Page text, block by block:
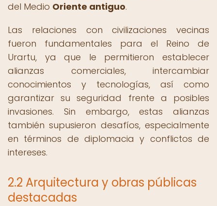
del Medio Oriente antiguo.
Las relaciones con civilizaciones vecinas
fueron fundamentales para el Reino de
Urartu, ya que le permitieron establecer
alianzas comerciales, intercambiar
conocimientos y tecnologías, así como
garantizar su seguridad frente a posibles
invasiones. Sin embargo, estas alianzas
también supusieron desafíos, especialmente
en términos de diplomacia y conflictos de
intereses.
2.2 Arquitectura y obras públicas
destacadas